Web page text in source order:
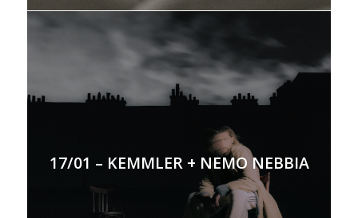
17/01 – KEMMLER + NEMO NEBBIA